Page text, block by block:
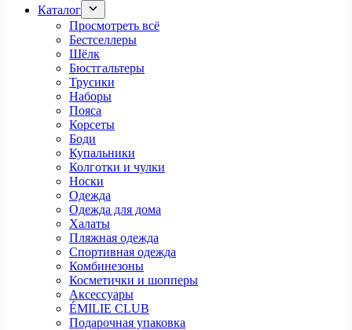
Каталог
Просмотреть всё
Бестселлеры
Шёлк
Бюстгальтеры
Трусики
Наборы
Пояса
Корсеты
Боди
Купальники
Колготки и чулки
Носки
Одежда
Одежда для дома
Халаты
Пляжная одежда
Спортивная одежда
Комбинезоны
Косметички и шопперы
Аксессуары
ÉMILIE CLUB
Подарочная упаковка